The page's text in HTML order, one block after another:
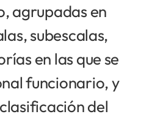
agrupadas en
subescalas,
en las que se
funcionario, y
del